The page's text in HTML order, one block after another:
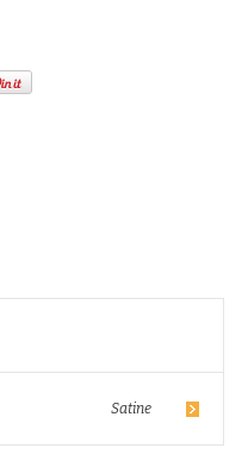
Satine